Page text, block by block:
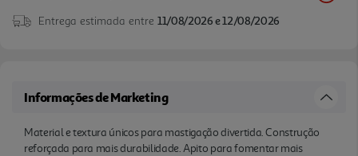
Entrega estimada entre 11/08/2026 e 12/08/2026
Informações de Marketing
Material e textura únicos para mastigação divertida. Construção
reforçada para mais durabilidade. Apito para fomentar mais